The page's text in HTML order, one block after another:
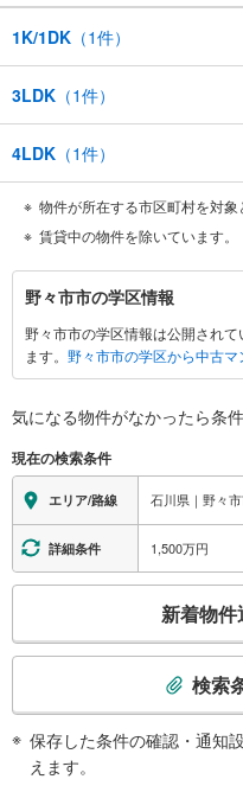
1K/1DK （1件）
3LDK （1件）
4LDK （1件）
物件が所在する市区町村を対象
賃貸中の物件を除いています。
野
々
市
市
関
る
情
報
野々市市の学区情報
野々市市の学区情報は公開され
ます。 野々市市の学区から中古
気になる物件がなかったら条
現在の検索条件
エリア/路線 石川県｜野々
詳細条件 1,500万円
検
新着物件
検索
保存した条件の確認・通知
えます。